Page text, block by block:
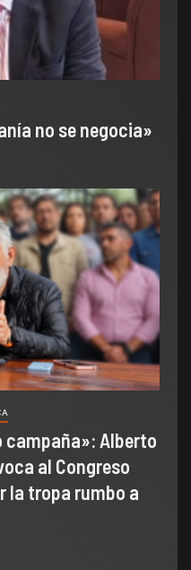
no se negocia»
campaña»: Alberto
al Congreso
la tropa rumbo a